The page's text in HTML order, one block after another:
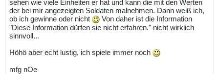
sehen wie viele Einheiten er hat und kann die mit den Werten
der bei mir angezeigten Soldaten malnehmen. Dann weiß ich,
ob ich gewinne oder nicht
Von daher ist die Information
"Diese Information dürfen sie nicht erfahren." nicht wirklich
sinnvoll...
Höhö aber echt lustig, ich spiele immer noch
mfg nOe